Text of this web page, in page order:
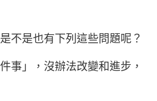
是不是也有下列這些問題呢？
事」，沒辦法改變和進步，